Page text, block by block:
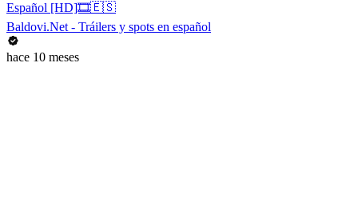
Español [HD]🎞️🇪🇸
Baldovi.Net - Tráilers y spots en español
hace 10 meses